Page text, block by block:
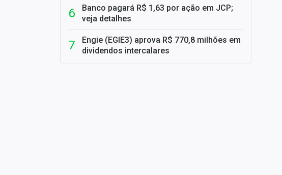
Banco pagará R$ 1,63 por ação em JCP;
veja detalhes
Engie (EGIE3) aprova R$ 770,8 milhões em
dividendos intercalares